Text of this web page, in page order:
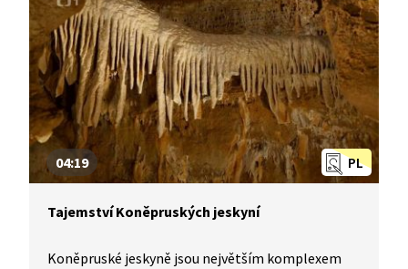
PL
04:19
Tajemství Koněpruských jeskyní
Koněpruské jeskyně jsou největším komplexem